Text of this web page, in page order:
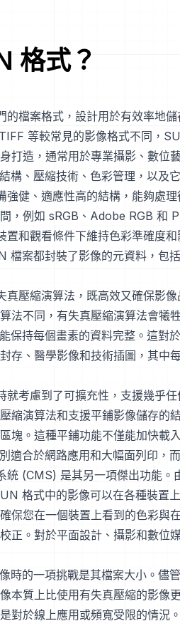
格式？
的檔案格式，設計用於有效率地
等較常見的影像格式不同，
打造，通常用於專業攝影、數位
構、壓縮技術、色彩管理，以及
強健、適應性高的結構，能夠處
，例如 sRGB、Adobe RGB 和
置和觀看條件下維持色彩準確度
檔案都封裝了影像的元資料，包
真壓縮演算法，既高效又確保影
法不同，有失真壓縮演算法會犧
保持每個畫素的資料完整。這對
存、醫學影像和技術插圖，其中
就考慮到了可擴充性，支援幾乎
縮演算法和支援平鋪影像儲存的
塊。這種平鋪功能不僅能加快載
適合於網路應用和大幅面列印，
統 (CMS) 是其另一項傑出功能。
格式中的影像可以在各種裝置
保您在一個裝置上看到的色彩與
正。對於平面設計、攝影和數位
時的一項挑戰是其檔案大小。儘
本質上比使用有失真壓縮的影像
對於線上應用或頻寬受限的情況